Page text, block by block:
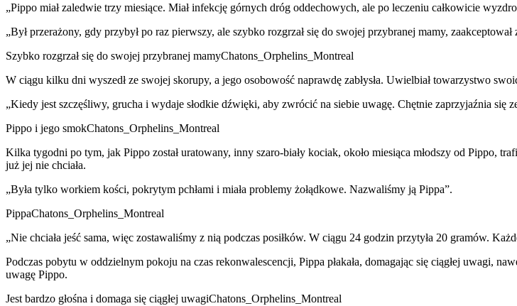
„Pippo miał zaledwie trzy miesiące. Miał infekcję górnych dróg oddechowych, ale po leczeniu całkowicie
„Był przerażony, gdy przybył po raz pierwszy, ale szybko rozgrzał się do swojej przybranej mamy,
Szybko rozgrzał się do swojej przybranej mamyChatons_Orphelins_Montreal
W ciągu kilku dni wyszedł ze swojej skorupy, a jego osobowość naprawdę zabłysła. Uwielbiał towarzystwo
„Kiedy jest szczęśliwy, grucha i wydaje słodkie dźwięki, aby zwrócić na siebie uwagę. Chętnie zaprzyjaźnia się
Pippo i jego smokChatons_Orphelins_Montreal
Kilka tygodni po tym, jak Pippo został uratowany, inny szaro-biały kociak, około miesiąca młodszy od Pippo,
już jej nie chciała.
„Była tylko workiem kości, pokrytym pchłami i miała problemy żołądkowe. Nazwaliśmy ją Pippa”.
PippaChatons_Orphelins_Montreal
„Nie chciała jeść sama, więc zostawaliśmy z nią podczas posiłków. W ciągu 24 godzin przytyła 20 gramów.
Podczas pobytu w oddzielnym pokoju na czas rekonwalescencji, Pippa płakała, domagając się ciągłej uwagi,
uwagę Pippo.
Jest bardzo głośna i domaga się ciągłej uwagiChatons_Orphelins_Montreal